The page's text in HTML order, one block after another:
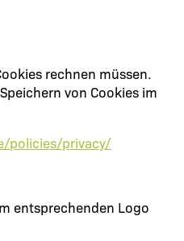
rechnen müssen.
von Cookies im
policies/privacy/
entsprechenden Logo